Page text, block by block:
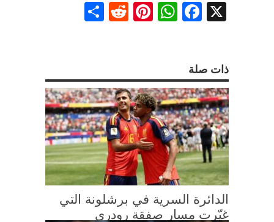
X
Facebook
WhatsApp
Pinterest
Reddit
ذات صلة
الدائرة السرية في برشلونة التي
غيّرت مسار صفقة رودري